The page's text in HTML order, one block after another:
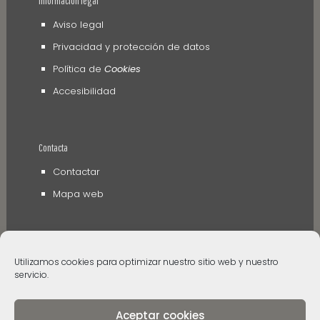
Utilizamos cookies para optimizar nuestro sitio web y nuestro
servicio.
Aceptar cookies
Aviso legal
Privacidad y protección de datos
Política de Cookies
Accesibilidad
Contacta
Contactar
Mapa web